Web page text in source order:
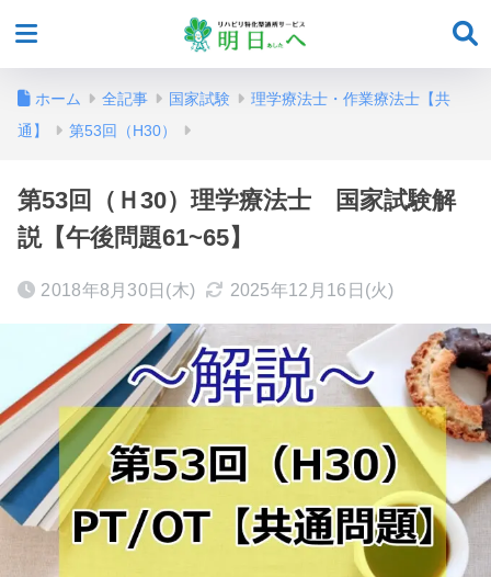
ホーム 全記事 国家試験
理学療法士・作業療法士【共
通】
第53回（H30）
第53回（Ｈ30）理学療法士 国家試験解
説【午後問題61~65】
2018年8月30日(木) 2025年12月16日(火)